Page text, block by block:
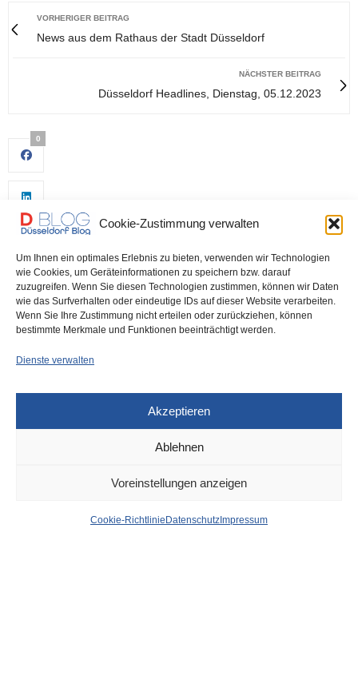
Cookie-Zustimmung verwalten
Um Ihnen ein optimales Erlebnis zu bieten, verwenden wir Technologien
wie Cookies, um Geräteinformationen zu speichern bzw. darauf
zuzugreifen. Wenn Sie diesen Technologien zustimmen, können wir Daten
wie das Surfverhalten oder eindeutige IDs auf dieser Website verarbeiten.
Wenn Sie Ihre Zustimmung nicht erteilen oder zurückziehen, können
bestimmte Merkmale und Funktionen beeinträchtigt werden.
Dienste verwalten
Akzeptieren
Ablehnen
Voreinstellungen anzeigen
Cookie-Richtlinie Datenschutz Impressum
VORHERIGER BEITRAG
News aus dem Rathaus der Stadt Düsseldorf
NÄCHSTER BEITRAG
Düsseldorf Headlines, Dienstag, 05.12.2023
0